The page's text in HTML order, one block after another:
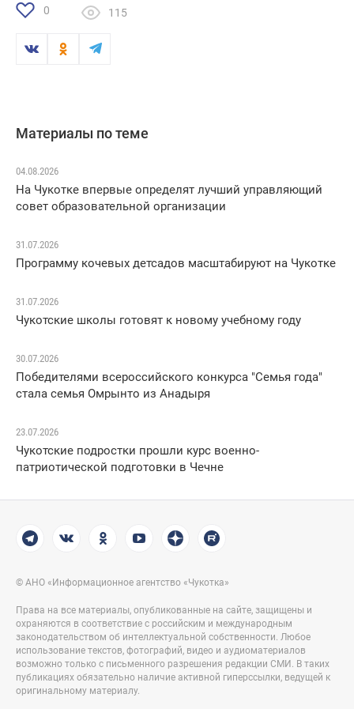
0 115
Материалы по теме
04.08.2026
На Чукотке впервые определят лучший управляющий
совет образовательной организации
31.07.2026
Программу кочевых детсадов масштабируют на Чукотке
31.07.2026
Чукотские школы готовят к новому учебному году
30.07.2026
Победителями всероссийского конкурса "Семья года"
стала семья Омрынто из Анадыря
23.07.2026
Чукотские подростки прошли курс военно-
патриотической подготовки в Чечне
© АНО «Информационное агентство «Чукотка»
Права на все материалы, опубликованные на сайте, защищены и
охраняются в соответствие с российским и международным
законодательством об интеллектуальной собственности. Любое
использование текстов, фотографий, видео и аудиоматериалов
возможно только с письменного разрешения редакции СМИ. В таких
публикациях обязательно наличие активной гиперссылки, ведущей к
оригинальному материалу.